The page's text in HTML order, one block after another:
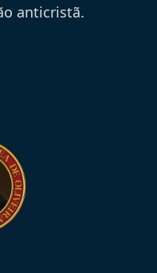
anticristã.